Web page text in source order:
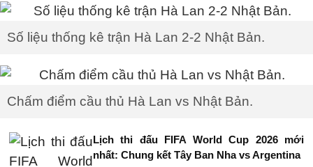
Số liệu thống kê trận Hà Lan 2-2 Nhật Bản.
Chấm điểm cầu thủ Hà Lan vs Nhật Bản.
Lịch thi đấu FIFA World Cup 2026 mới
nhất: Chung kết Tây Ban Nha vs Argentina